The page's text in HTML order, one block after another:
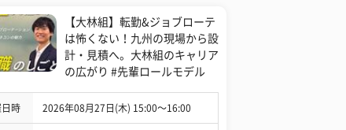
【大林組】転勤&ジョブローテ
は怖くない！九州の現場から設
計・見積へ。大林組のキャリア
の広がり #先輩ロールモデル
日時 2026年08月27日(木) 15:00〜16:00